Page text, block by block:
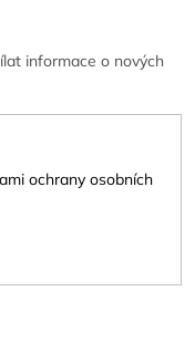
informace o nových
ochrany osobních